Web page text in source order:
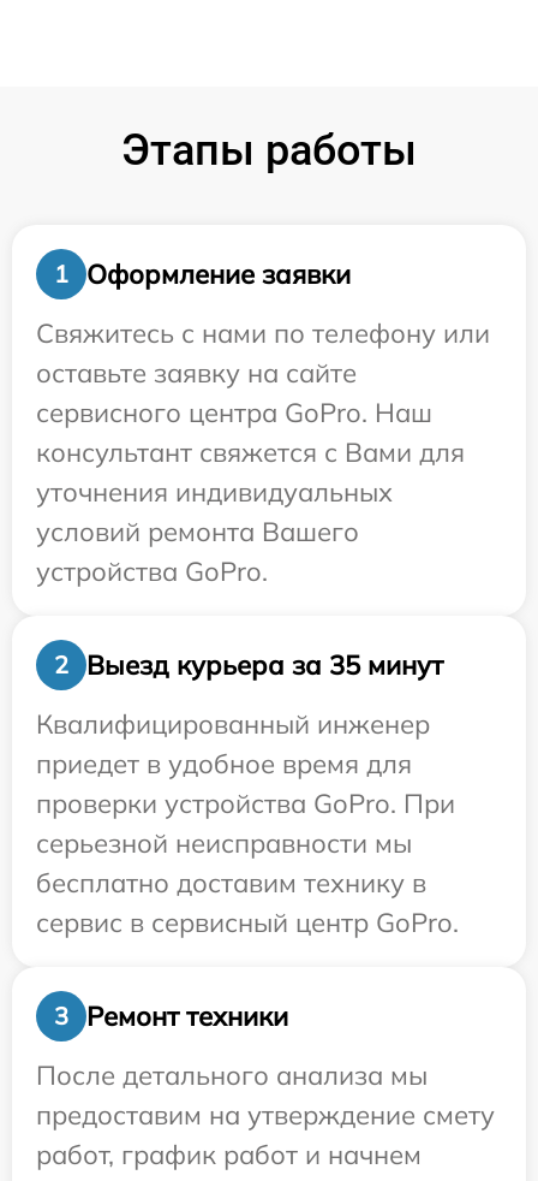
Этапы работы
1
Оформление заявки
Свяжитесь с нами по телефону или
оставьте заявку на сайте
сервисного центра GoPro. Наш
консультант свяжется с Вами для
уточнения индивидуальных
условий ремонта Вашего
устройства GoPro.
2
Выезд курьера за 35 минут
Квалифицированный инженер
приедет в удобное время для
проверки устройства GoPro. При
серьезной неисправности мы
бесплатно доставим технику в
сервис в сервисный центр GoPro.
3
Ремонт техники
После детального анализа мы
предоставим на утверждение смету
работ, график работ и начнем